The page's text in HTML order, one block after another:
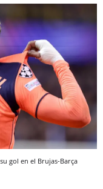
gol en el Brujas-Barça